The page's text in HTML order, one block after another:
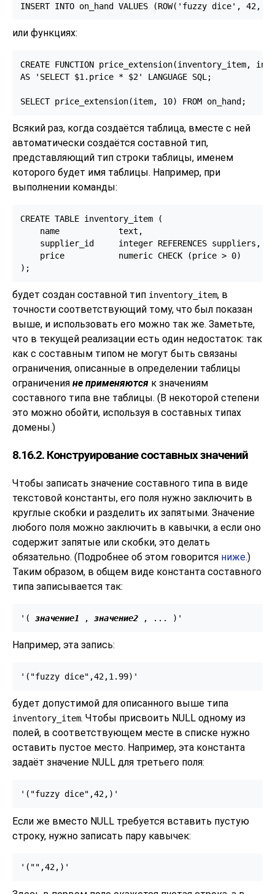
INSERT INTO on_hand VALUES (ROW('fuzzy dice', 42,
или функциях:
CREATE FUNCTION price_extension(inventory_item,
AS 'SELECT $1.price * $2' LANGUAGE SQL;
SELECT price_extension(item, 10) FROM on_hand;
Всякий раз, когда создаётся таблица, вместе с ней
автоматически создаётся составной тип,
представляющий тип строки таблицы, именем
которого будет имя таблицы. Например, при
выполнении команды:
CREATE TABLE inventory_item (
    name            text,
    supplier_id     integer REFERENCES suppliers,
    price           numeric CHECK (price > 0)
);
будет создан составной тип inventory_item, в
точности соответствующий тому, что был показан
выше, и использовать его можно так же. Заметьте,
что в текущей реализации есть один недостаток: так
как с составным типом не могут быть связаны
ограничения, описанные в определении таблицы
ограничения не применяются к значениям
составного типа вне таблицы. (В некоторой степени
это можно обойти, используя в составных типах
домены.)
8.16.2. Конструирование составных значений
Чтобы записать значение составного типа в виде
текстовой константы, его поля нужно заключить в
круглые скобки и разделить их запятыми. Значение
любого поля можно заключить в кавычки, а если оно
содержит запятые или скобки, это делать
обязательно. (Подробнее об этом говорится ниже.)
Таким образом, в общем виде константа составного
типа записывается так:
'( значение1 , значение2
Например, эта запись:
'("fuzzy dice",42,1.99)'
будет допустимой для описанного выше типа
inventory_item. Чтобы присвоить NULL одному из
полей, в соответствующем месте в списке нужно
оставить пустое место. Например, эта константа
задаёт значение NULL для третьего поля:
'("fuzzy dice",42,)'
Если же вместо NULL требуется вставить пустую
строку, нужно записать пару кавычек:
'("",42,)'